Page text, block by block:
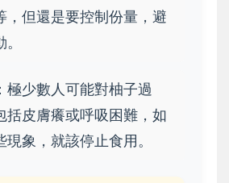
，但還是要控制份量，避
極少數人可能對柚子過
括皮膚癢或呼吸困難，如
現象，就該停止食用。